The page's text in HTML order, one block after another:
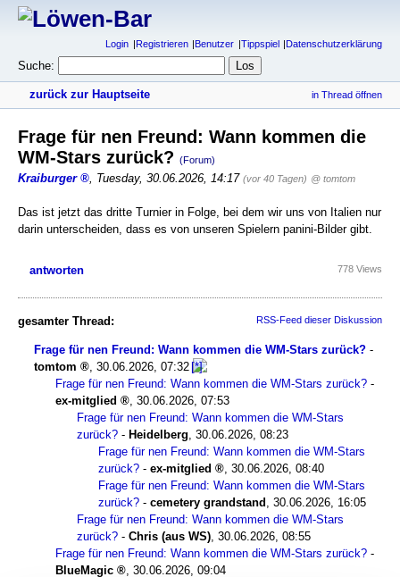
Login Registrieren Benutzer Tippspiel Datenschutzerklärung
Suche:
zurück zur Hauptseite in Thread öffnen
Frage für nen Freund: Wann kommen die
WM-Stars zurück? (Forum)
Kraiburger , Tuesday, 30.06.2026, 14:17 (vor 40 Tagen) @ tomtom
Das ist jetzt das dritte Turnier in Folge, bei dem wir uns von Italien nur
darin unterscheiden, dass es von unseren Spielern panini-Bilder gibt.
antworten 778 Views
gesamter Thread: RSS-Feed dieser Diskussion
Frage für nen Freund: Wann kommen die WM-Stars zurück? -
tomtom
, 30.06.2026, 07:32
Frage für nen Freund: Wann kommen die WM-Stars zurück? -
ex-mitglied
, 30.06.2026, 07:53
Frage für nen Freund: Wann kommen die WM-Stars
zurück? - Heidelberg, 30.06.2026, 08:23
Frage für nen Freund: Wann kommen die WM-Stars
zurück? - ex-mitglied , 30.06.2026, 08:40
Frage für nen Freund: Wann kommen die WM-Stars
zurück? - cemetery grandstand , 30.06.2026, 16:05
Frage für nen Freund: Wann kommen die WM-Stars
zurück? - Chris (aus WS), 30.06.2026, 08:55
Frage für nen Freund: Wann kommen die WM-Stars zurück? -
BlueMagic
, 30.06.2026, 09:04